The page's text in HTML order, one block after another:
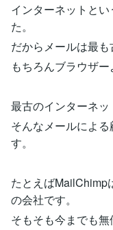
インターネットと
た。
だからメールは最も
もちろんブラウザー
最古のインターネッ
そんなメールによ
す。
たとえばMailChimp
の会社です。
そもそも今までも無